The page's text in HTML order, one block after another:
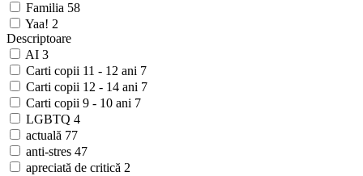
Familia 58
Yaa! 2
Descriptoare
AI 3
Carti copii 11 - 12 ani 7
Carti copii 12 - 14 ani 7
Carti copii 9 - 10 ani 7
LGBTQ 4
actuală 77
anti-stres 47
apreciată de critică 2